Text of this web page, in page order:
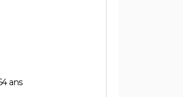
ans